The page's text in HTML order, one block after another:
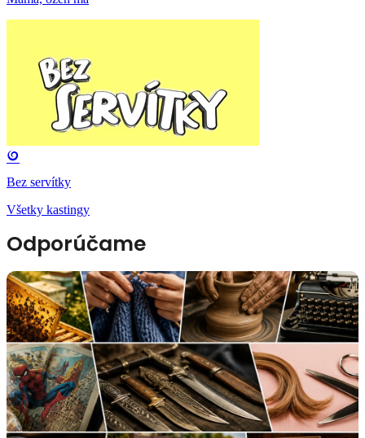
Bez servítky
Všetky kastingy
Odporúčame